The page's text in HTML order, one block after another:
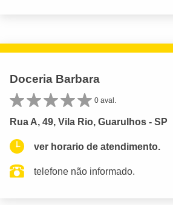
Doceria Barbara
0 aval.
Rua A, 49, Vila Rio, Guarulhos - SP
ver horario de atendimento.
telefone não informado.